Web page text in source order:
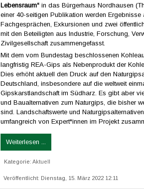
Lebensraum“ in das Bürgerhaus Nordhausen
einer 40-seitigen Publikation werden Ergebnisse
Fachgesprächen, Exkursionen und zwei
mit den Beteiligten aus Industrie, Forschung,
Zivilgesellschaft zusammengefasst.
Mit dem vom Bundestag beschlossenen
langfristig REA-Gips als Nebenprodukt der
Dies erhöht aktuell den Druck auf den
Deutschland, insbesondere auf die weltweit
Gipskarstlandschaft im Südharz. Es gibt aber
und Baualternativen zum Naturgips, die bisher
sind. Landschaftswerte und
umfangreich von Expert*innen im Projekt
Weiterlesen ...
Kategorie: Aktuell
Veröffentlicht: Dienstag, 15. März 2022 12:11